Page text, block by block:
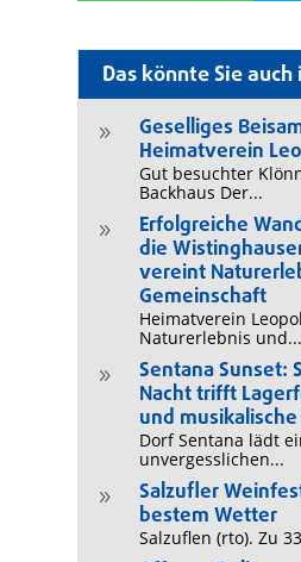
Das könnte Sie
9
Geselliges
Heimatverein
Gut besuchter
Backhaus Der...
9
Erfolgreiche
die
vereint
Gemeinschaft
Heimatverein
Naturerlebnis und...
9
Sentana Sunset:
Nacht trifft
und
Dorf Sentana lädt
unvergesslichen...
9
Salzufler
bestem Wetter
Salzuflen (rto). Zu